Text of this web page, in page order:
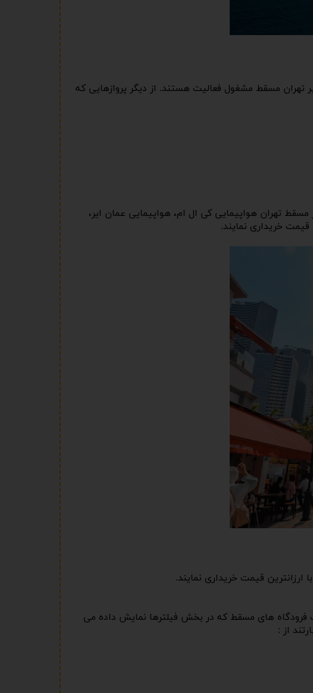
تهران مسقط مشغول فعالیت هستند. از دیگر پروازهایی که
مسقط تهران هواپیمایی کی ال ام، هواپیمایی عمان ایر،
قیمت خریداری نمایند.
قیمت خریداری نمایند.
فرودگاه های مسقط که در بخش فیلترها نمایش داده می
از :